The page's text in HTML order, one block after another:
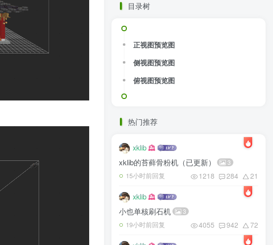
目录树
正视图预览图
侧视图预览图
俯视图预览图
热门推荐
xklib
xklib的苔藓骨粉机（已更新） 3
15小时前回复 1218 284 21
xklib
小也单核刷石机 3
19小时前回复 4055 942 72